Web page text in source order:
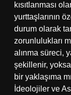
kısıtlanması
yurttaşlarının
durum olarak
zorunlulukları
alınma süreci,
şekillenir,
bir yaklaşıma
İdeolojiler ve